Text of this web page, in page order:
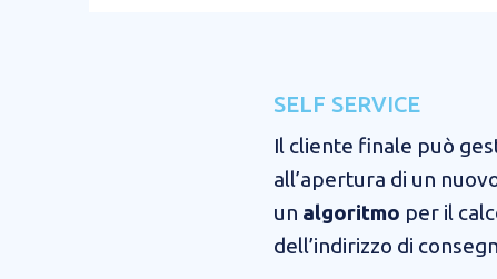
SELF SERVICE​​​
Il cliente finale può
all’apertura di un
un algoritmo per il
dell’indirizzo di